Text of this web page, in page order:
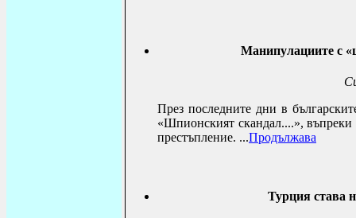
Манипулациите с
През последните дни в
«Шпионският скандал....», въпреки
престъпление. ...Продължава
Турция става